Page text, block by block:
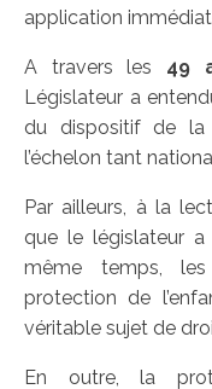
application
A travers les 49
Législateur a
du dispositif de la
l’échelon tant
Par ailleurs, à la
que le législateur a
même temps,
protection de
véritable sujet de
En outre, la